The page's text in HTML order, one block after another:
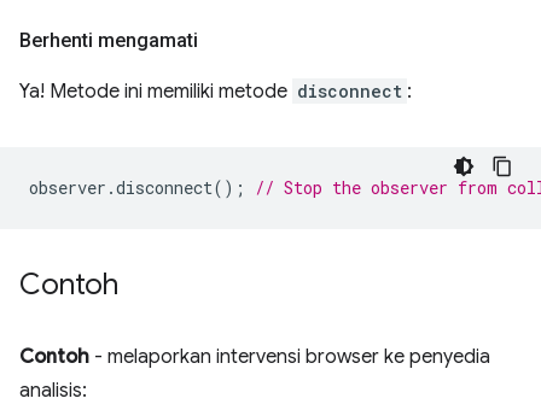
Berhenti mengamati
Ya! Metode ini memiliki metode disconnect :
observer .disconnect(); // Stop the observer from
Contoh
Contoh - melaporkan intervensi browser ke penyedia
analisis: